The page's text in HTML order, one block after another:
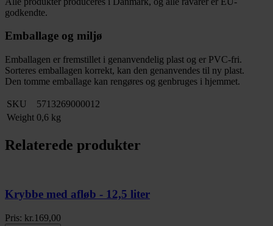
godkendte.
Emballage og miljø
Emballagen er fremstillet i genanvendelig plast og er PVC-fri.
Sorteres emballagen korrekt, kan den genanvendes til ny plast.
Den tomme emballage kan rengøres og genbruges i hjemmet.
SKU
5713269000012
Weight 0,6 kg
Relaterede produkter
Krybbe med afløb - 12,5 liter
Pris: kr.169,00